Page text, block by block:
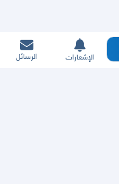
الإشعارات الرسائل